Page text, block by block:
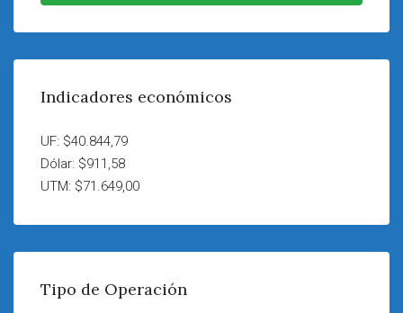
Indicadores económicos
UF: $40.844,79
Dólar: $911,58
UTM: $71.649,00
Tipo de Operación